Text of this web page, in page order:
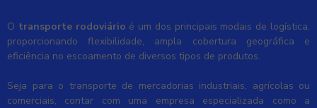
O transporte rodoviário é um dos principais modais de logística,
proporcionando flexibilidade, ampla cobertura geográfica e
eficiência no escoamento de diversos tipos de produtos.
Seja para o transporte de mercadorias industriais, agrícolas ou
comerciais, contar com uma empresa especializada como a